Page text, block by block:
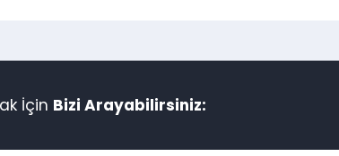
İçin Bizi Arayabilirsiniz: